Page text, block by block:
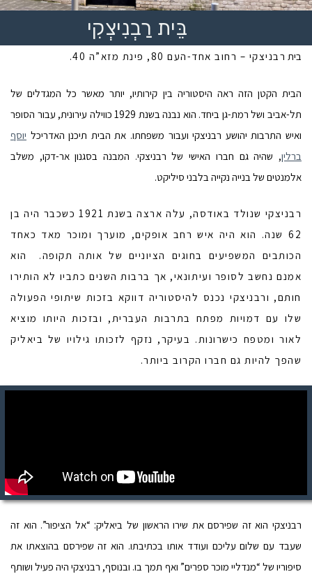
בֵּית רַבְנִיצְקִי
בית רבניצקי – רחוב אחד-העם 80, פינת מזא”ה 40.
הבית הקטן הזה ראה היסטוריה בין קירותיו, יותר מאשר כל המגדלים של
תל-אביב ושל רמת-גן ביחד. הוא נבנה בשנת 1929 כווילה עירונית, עבור הסופר
ואיש התרבות יהושע רבניצקי ועבור משפחתו. את הבית תיכנן האדריכל יוסף
ברלין, שהיה גם חברו האישי של רבניצקי. המבנה בסגנון אר-דקו, משלב
אלמנטים של בנייה נקייה בלבני סיליקט.
רבניצקי שנולד באודסה, עלה ארצה בשנת 1921 כשכבר היה בן
62 שנה. הוא היה איש רחב אופקים, מוערך ומוכר מאד כאחד
הכותבים המשפיעים בחוגים הציוניים של אותה תקופה. הוא
אמנם נחשב לסופר ועיתונאי, אך ברבות השנים כתביו לא הותירו
חותם, ורבניצקי נכנס להיסטוריה דווקא בזכות שיתופי הפעולה
שלו עם דמויות מפתח בתרבות העברית, ובזכות היותו מוציא
לאור ומטפח כישרונות. בעיקר, נזקף לזכותו גילויו של ביאליק
שהפך להיות גם חברו הקרוב ביותר.
רבניצקי הוא זה שפירסם את שירו הראשון של ביאליק: “אל הציפור”. הוא זה
שעבד עם שלום עליכם ועודד אותו בכתיבתו. הוא זה שפירסם בהוצאתו את
סיפוריו של “מנדליי מוכר ספרים” ואף תמך בו. ובנוסף, רבניצקי היה פעיל ושותף